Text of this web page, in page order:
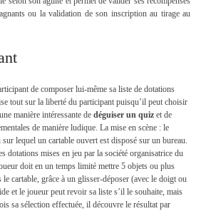
ou la validation de son inscription au tirage au
de composer lui-même sa liste de dotations
tout sur la liberté du participant puisqu’il peut choisir
manière intéressante de déguiser un quiz et de
de manière ludique. La mise en scène : le
lequel un cartable ouvert est disposé sur un bureau.
dotations mises en jeu par la société organisatrice du
doit en un temps limité mettre 5 objets ou plus
cartable, grâce à un glisser-déposer (avec le doigt ou
et le joueur peut revoir sa liste s’il le souhaite, mais
sa sélection effectuée, il découvre le résultat par